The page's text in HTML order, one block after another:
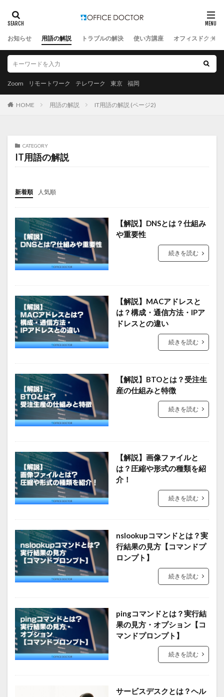
お知らせ 用語の解説 トラブルの解決 使い方講座 オフィスドクター
Zoom リモートワーク テレワーク 東京 福岡
HOME 用語の解説 IT用語の解説 (ページ2)
CATEGORY
IT用語の解説
新着順 人気順
【解説】DNSとは？仕組み
や重要性
続きを読む
【解説】MACアドレスと
は？構成・通信方法・IPア
ドレスとの違い
続きを読む
【解説】BTOとは？受注生
産の仕組みと特徴
続きを読む
【解説】画像ファイルと
は？圧縮や形式の種類を紹
介！
続きを読む
nslookupコマンドとは？実
行結果の見方【コマンドプ
ロンプト】
続きを読む
pingコマンドとは？実行結
果の見方・オプション【コ
マンドプロンプト】
続きを読む
サービスデスクとは？ヘル